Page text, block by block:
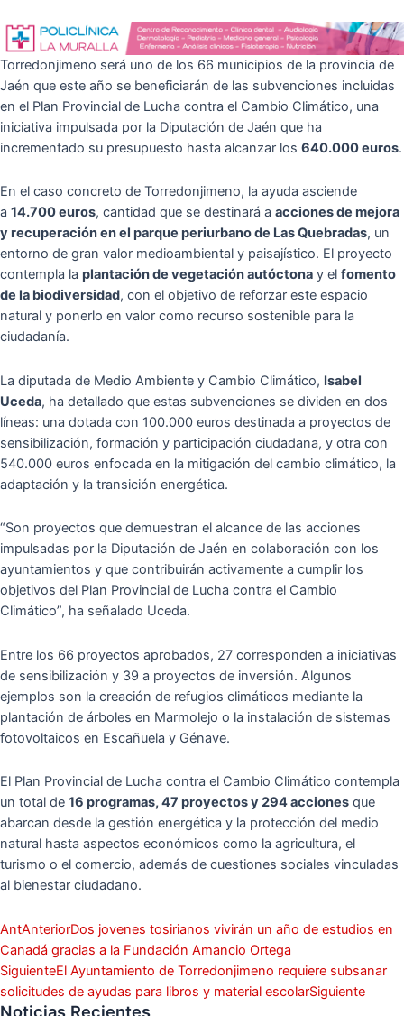
Torredonjimeno será uno de los 66 municipios de la provincia de
Jaén que este año se beneficiarán de las subvenciones incluidas
en el Plan Provincial de Lucha contra el Cambio Climático, una
iniciativa impulsada por la Diputación de Jaén que ha
incrementado su presupuesto hasta alcanzar los 640.000 euros.
En el caso concreto de Torredonjimeno, la ayuda asciende
a 14.700 euros, cantidad que se destinará a acciones de mejora
y recuperación en el parque periurbano de Las Quebradas, un
entorno de gran valor medioambiental y paisajístico. El proyecto
contempla la plantación de vegetación autóctona y el fomento
de la biodiversidad, con el objetivo de reforzar este espacio
natural y ponerlo en valor como recurso sostenible para la
ciudadanía.
La diputada de Medio Ambiente y Cambio Climático, Isabel
Uceda, ha detallado que estas subvenciones se dividen en dos
líneas: una dotada con 100.000 euros destinada a proyectos de
sensibilización, formación y participación ciudadana, y otra con
540.000 euros enfocada en la mitigación del cambio climático, la
adaptación y la transición energética.
“Son proyectos que demuestran el alcance de las acciones
impulsadas por la Diputación de Jaén en colaboración con los
ayuntamientos y que contribuirán activamente a cumplir los
objetivos del Plan Provincial de Lucha contra el Cambio
Climático”, ha señalado Uceda.
Entre los 66 proyectos aprobados, 27 corresponden a iniciativas
de sensibilización y 39 a proyectos de inversión. Algunos
ejemplos son la creación de refugios climáticos mediante la
plantación de árboles en Marmolejo o la instalación de sistemas
fotovoltaicos en Escañuela y Génave.
El Plan Provincial de Lucha contra el Cambio Climático contempla
un total de 16 programas, 47 proyectos y 294 acciones que
abarcan desde la gestión energética y la protección del medio
natural hasta aspectos económicos como la agricultura, el
turismo o el comercio, además de cuestiones sociales vinculadas
al bienestar ciudadano.
AntAnteriorDos jovenes tosirianos vivirán un año de estudios en
Canadá gracias a la Fundación Amancio Ortega
SiguienteEl Ayuntamiento de Torredonjimeno requiere subsanar
solicitudes de ayudas para libros y material escolarSiguiente
Noticias Recientes